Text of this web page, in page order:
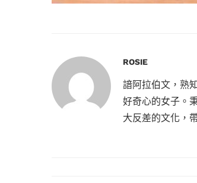
ROSIE
諳阿拉伯文，熟
好奇心的女子。
大反差的文化，